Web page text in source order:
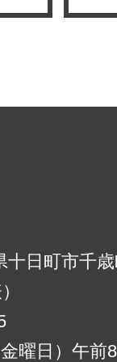
十日町市千
曜日）午前